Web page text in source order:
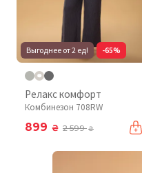
Выгоднее от 2 ед! -65%
Релакс комфорт
Комбинезон 708RW
899 ₴ 2 599₴